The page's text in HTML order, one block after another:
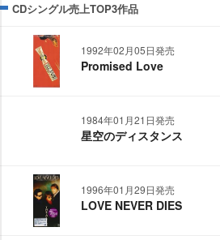
CDシングル売上TOP3作品
1992年02月05日発売
Promised Love
1984年01月21日発売
星空のディスタンス
1996年01月29日発売
LOVE NEVER DIES